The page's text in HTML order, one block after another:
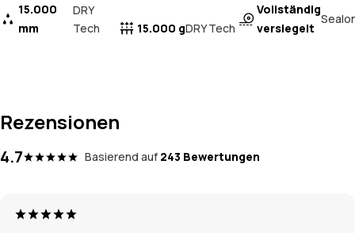
15.000
mm
DRY
Tech
15.000 gDRY Tech
Vollständig
versiegelt
Rezensionen
4.7 Basierend auf 243 Bewertungen